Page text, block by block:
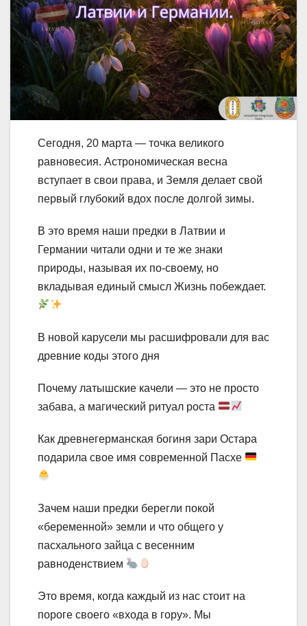
Сегодня, 20 марта — точка великого
равновесия. Астрономическая весна
вступает в свои права, и Земля делает свой
первый глубокий вдох после долгой зимы.
В это время наши предки в Латвии и
Германии читали одни и те же знаки
природы, называя их по-своему, но
вкладывая единый смысл Жизнь побеждает.
В новой карусели мы расшифровали для вас
древние коды этого дня
Почему латышские качели — это не просто
забава, а магический ритуал роста
Как древнегерманская богиня зари Остара
подарила свое имя современной Пасхе
Зачем наши предки берегли покой
«беременной» земли и что общего у
пасхального зайца с весенним
равноденствием
Это время, когда каждый из нас стоит на
пороге своего «входа в гору». Мы